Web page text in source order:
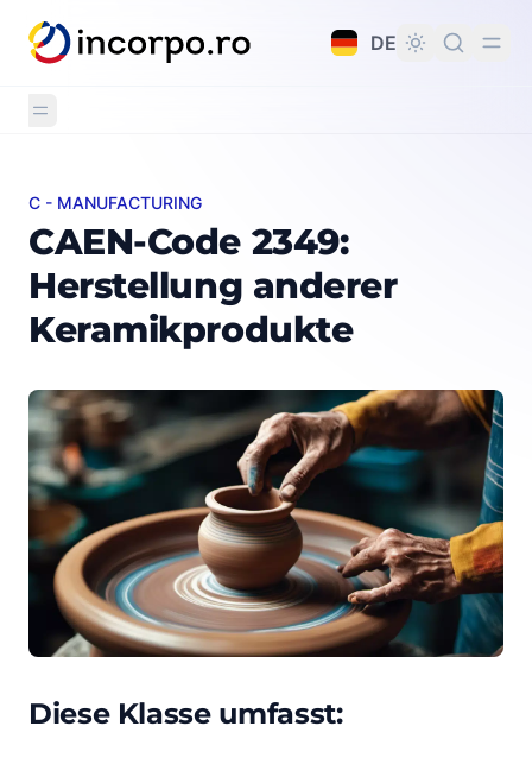
springen
DE
CAEN-Code 2349: Herstellung anderer
C - MANUFACTURING
CAEN-Code 2349:
Herstellung anderer
Keramikprodukte
Diese Klasse umfasst: